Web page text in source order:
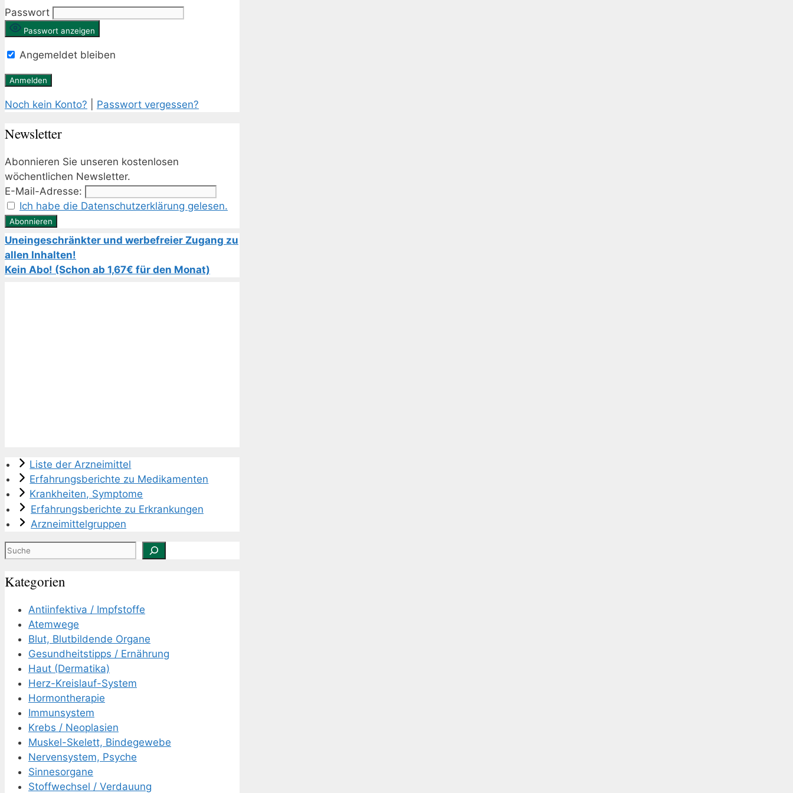
Passwort
Passwort anzeigen
Angemeldet bleiben
Noch kein Konto? Passwort vergessen?
Newsletter
Abonnieren Sie unseren kostenlosen
wöchentlichen Newsletter.
E-Mail-Adresse:
Ich habe die Datenschutzerklärung gelesen.
Uneingeschränkter und werbefreier Zugang zu
allen Inhalten!
Kein Abo! (Schon ab 1,67€ für den Monat)
Liste der Arzneimittel
Erfahrungsberichte zu Medikamenten
Krankheiten, Symptome
Erfahrungsberichte zu Erkrankungen
Arzneimittelgruppen
Suchen
Kategorien
Antiinfektiva / Impfstoffe
Atemwege
Blut, Blutbildende Organe
Gesundheitstipps / Ernährung
Haut (Dermatika)
Herz-Kreislauf-System
Hormontherapie
Immunsystem
Krebs / Neoplasien
Muskel-Skelett, Bindegewebe
Nervensystem, Psyche
Sinnesorgane
Stoffwechsel / Verdauung